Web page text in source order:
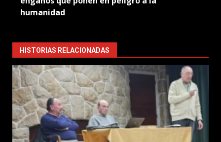
humanidad
HISTORIAS RELACIONADAS